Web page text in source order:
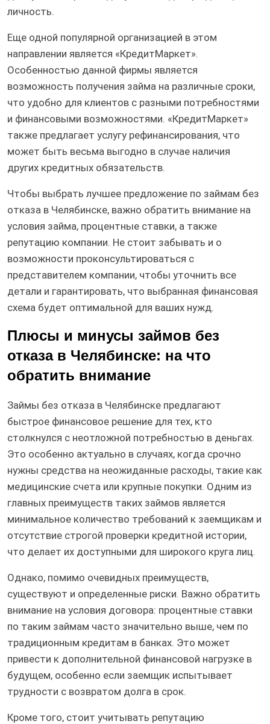
личность.
Еще одной популярной организацией в этом
направлении является «КредитМаркет».
Особенностью данной фирмы является
возможность получения займа на различные сроки,
что удобно для клиентов с разными потребностями
и финансовыми возможностями. «КредитМаркет»
также предлагает услугу рефинансирования, что
может быть весьма выгодно в случае наличия
других кредитных обязательств.
Чтобы выбрать лучшее предложение по займам без
отказа в Челябинске, важно обратить внимание на
условия займа, процентные ставки, а также
репутацию компании. Не стоит забывать и о
возможности проконсультироваться с
представителем компании, чтобы уточнить все
детали и гарантировать, что выбранная финансовая
схема будет оптимальной для ваших нужд.
Плюсы и минусы займов без
отказа в Челябинске: на что
обратить внимание
Займы без отказа в Челябинске предлагают
быстрое финансовое решение для тех, кто
столкнулся с неотложной потребностью в деньгах.
Это особенно актуально в случаях, когда срочно
нужны средства на неожиданные расходы, такие как
медицинские счета или крупные покупки. Одним из
главных преимуществ таких займов является
минимальное количество требований к заемщикам и
отсутствие строгой проверки кредитной истории,
что делает их доступными для широкого круга лиц.
Однако, помимо очевидных преимуществ,
существуют и определенные риски. Важно обратить
внимание на условия договора: процентные ставки
по таким займам часто значительно выше, чем по
традиционным кредитам в банках. Это может
привести к дополнительной финансовой нагрузке в
будущем, особенно если заемщик испытывает
трудности с возвратом долга в срок.
Кроме того, стоит учитывать репутацию